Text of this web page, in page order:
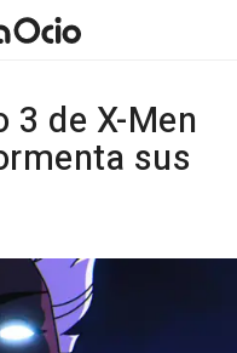
de X-Men
sus